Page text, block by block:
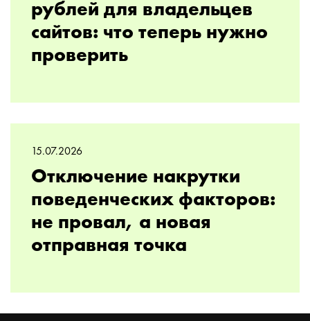
рублей для владельцев
сайтов: что теперь нужно
проверить
15.07.2026
Отключение накрутки
поведенческих факторов:
не провал, а новая
отправная точка